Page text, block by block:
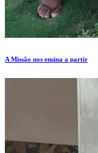
A Missão nos ensina a partir